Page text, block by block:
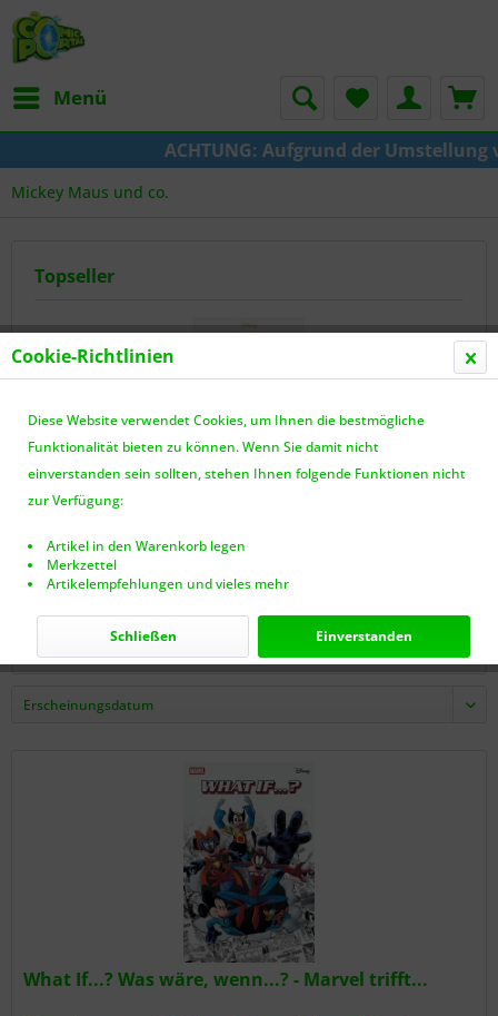
Menü
ACHTUNG: Aufgrund der Umstellung von
Mickey Maus und co.
Topseller
EGB - Entenhausener Gesetzbuch - 313. Auflage
Filtern
What If...? Was wäre, wenn...? - Marvel trifft...
Cookie-Richtlinien
Diese Website verwendet Cookies, um Ihnen die bestmögliche
Funktionalität bieten zu können. Wenn Sie damit nicht
einverstanden sein sollten, stehen Ihnen folgende Funktionen nicht
zur Verfügung:
Artikel in den Warenkorb legen
Merkzettel
Artikelempfehlungen und vieles mehr
Einverstanden
Schließen